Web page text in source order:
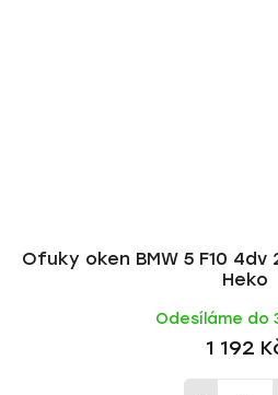
Ofuky oken BMW 5 F10
Heko
Odesíláme do
1 192